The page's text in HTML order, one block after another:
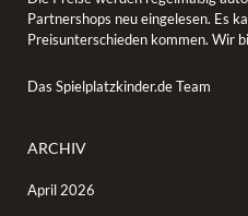
Partnershops neu eingelesen. Es
Preisunterschieden kommen. Wir
Das Spielplatzkinder.de Team
ARCHIV
April 2026